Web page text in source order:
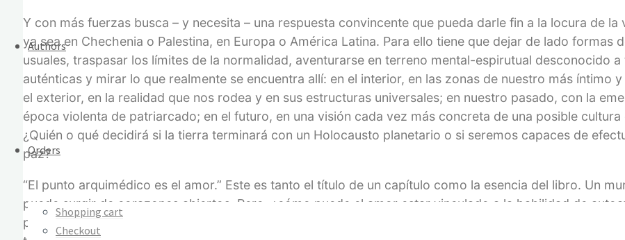
Authors
Orders
Shopping cart
Checkout
Y con más fuerzas busca – y necesita – una respuesta convincente que pueda darle fin a la locura de la
ya sea en Chechenia o Palestina, en Europa o América Latina. Para ello tiene que dejar de lado formas
usuales, traspasar los límites de la normalidad, aventurarse en terreno mental-espirutual desconocido
auténticas y mirar lo que realmente se encuentra allí: en el interior, en las zonas de nuestro más íntimo
el exterior, en la realidad que nos rodea y en sus estructuras universales; en nuestro pasado, con la
época violenta de patriarcado; en el futuro, en una visión cada vez más concreta de una posible cultura
¿Quién o qué decidirá si la tierra terminará con un Holocausto planetario o si seremos capaces de
paz?
“El punto arquimédico es el amor.” Este es tanto el título de un capítulo como la esencia del libro. Un
puede surgir de corazones abiertos. Pero, ¿cómo puede el amor estar vinculado a la habilidad de
políticamente? ¿Cómo se puede cambiar la relación de fuerzas entre la violencia y la paz, de manera